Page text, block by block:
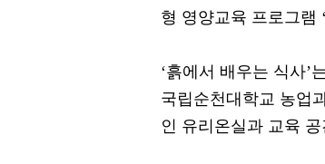
형 영양교육 프로그램
‘흙에서 배우는 식사’
국립순천대학교 농업
인 유리온실과 교육